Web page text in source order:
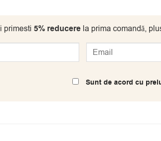
primesti 5% reducerela prima comandă,
Sunt de acord cu